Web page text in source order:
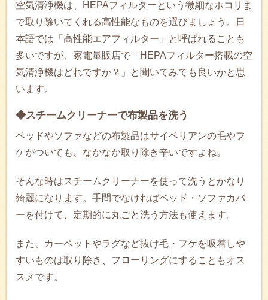
空気清浄機は、HEPAフィルターという微細なホコリま
で取り除いてくれる高性能なものを選びましょう。日
本語では「高性能エアフィルター」と呼ばれることも
多いですが、家電量販店で「HEPAフィルター搭載の空
気清浄機はどれですか？」と聞いてみても良いかと思
います。
◆スチームクリーナーで布製品を洗う
ベッドやソファなどの布製品はサイベリアンの毛やフ
ケがついても、なかなか取り除き辛いですよね。
そんな時はスチームクリーナーを使って洗うとかなり
綺麗になります。手間でなければベッド・ソファカバ
ーを付けて、定期的に丸ごと洗う方法も使えます。
また、カーペットやラグなど抜け毛・フケを吸着しや
すいものは取り除き、フローリングにすることもオス
スメです。